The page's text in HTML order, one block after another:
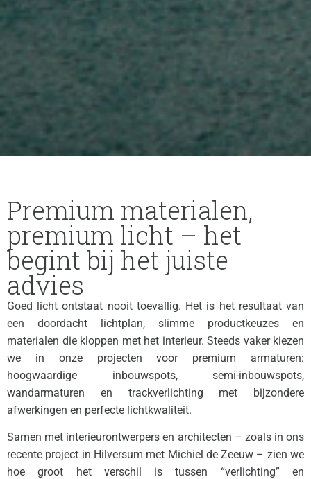
Premium materialen,
premium licht – het
begint bij het juiste
advies
Goed licht ontstaat nooit toevallig. Het is het resultaat van
een doordacht lichtplan, slimme productkeuzes en
materialen die kloppen met het interieur. Steeds vaker kiezen
we in onze projecten voor premium armaturen:
hoogwaardige inbouwspots, semi-inbouwspots,
wandarmaturen en trackverlichting met bijzondere
afwerkingen en perfecte lichtkwaliteit.
Samen met interieurontwerpers en architecten – zoals in ons
recente project in Hilversum met Michiel de Zeeuw – zien we
hoe groot het verschil is tussen “verlichting” en